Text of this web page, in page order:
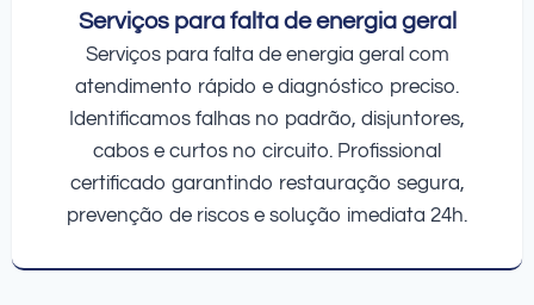
Serviços para falta de energia geral
Serviços para falta de energia geral com
atendimento rápido e diagnóstico preciso.
Identificamos falhas no padrão, disjuntores,
cabos e curtos no circuito. Profissional
certificado garantindo restauração segura,
prevenção de riscos e solução imediata 24h.